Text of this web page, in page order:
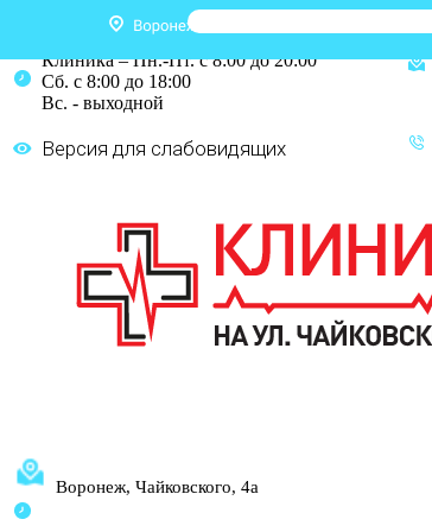
Клиника – Пн.-Пт. с 8:00 до 20:00
Сб. с 8:00 до 18:00
Вс. - выходной
Версия для слабовидящих
Воронеж, Чайковского, 4а